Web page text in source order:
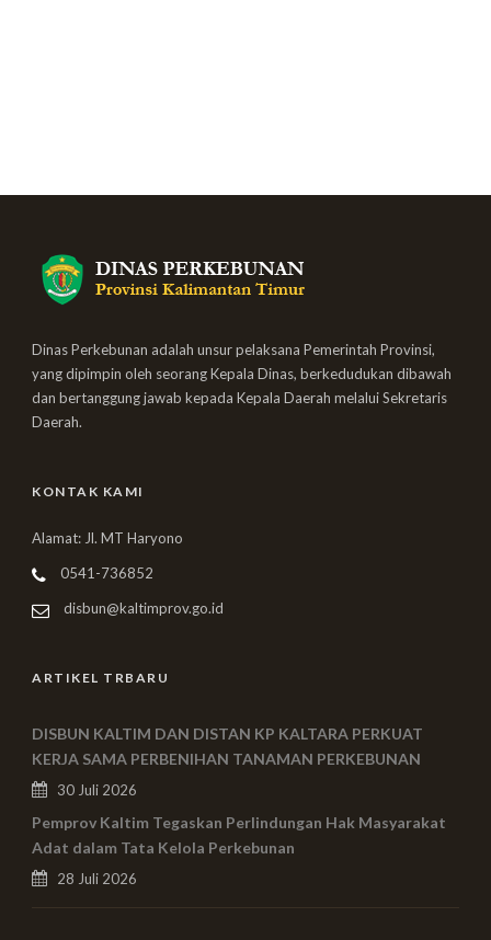
Dinas Perkebunan adalah unsur pelaksana Pemerintah Provinsi,
yang dipimpin oleh seorang Kepala Dinas, berkedudukan dibawah
dan bertanggung jawab kepada Kepala Daerah melalui Sekretaris
Daerah.
KONTAK KAMI
Alamat: Jl. MT Haryono
0541-736852
disbun@kaltimprov.go.id
ARTIKEL TRBARU
DISBUN KALTIM DAN DISTAN KP KALTARA PERKUAT
KERJA SAMA PERBENIHAN TANAMAN PERKEBUNAN
30 Juli 2026
Pemprov Kaltim Tegaskan Perlindungan Hak Masyarakat
Adat dalam Tata Kelola Perkebunan
28 Juli 2026